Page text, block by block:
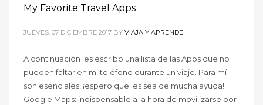
My Favorite Travel Apps
JUEVES, 07 DICIEMBRE 2017 BY VIAJA Y APRENDE
A continuación les escribo una lista de las Apps que no
pueden faltar en mi teléfono durante un viaje. Para mí
son esenciales, ¡espero que les sea de mucha ayuda!
Google Maps: indispensable a la hora de movilizarse por